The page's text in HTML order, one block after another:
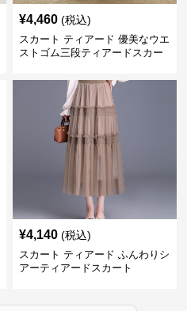
¥4,460 (税込)
スカート ティアード 優美なウエ
ストゴム三段ティアードスカー
¥4,140 (税込)
スカート ティアード ふんわりシ
アーティアードスカート